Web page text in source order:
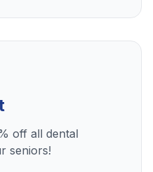
off all dental
seniors!